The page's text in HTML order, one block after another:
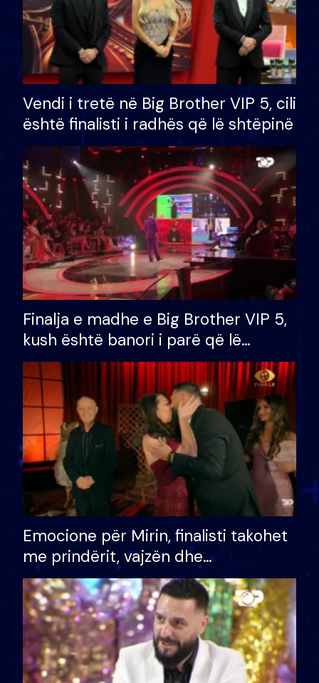
Vendi i tretë në Big Brother VIP 5, cili
është finalisti i radhës që lë shtëpinë
Finalja e madhe e Big Brother VIP 5,
kush është banori i parë që lë
shtëpinë dhe humb mundësinë për
të fituar çmimin e madh
Emocione për Mirin, finalisti takohet
me prindërit, vajzën dhe
bashkëshorten: S’kemi ndonjë letër
divorci apo jo?